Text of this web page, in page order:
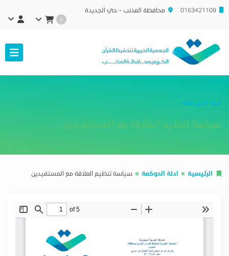
0163421109 محافظة المذنب - حي الجديدة
0
ادلة الحوكمة
سياسة تنظيم العلاقة مع المستفيدين
الرئيسية ادلة الحوكمة سياسة تنظيم العلاقة مع المستفيدين